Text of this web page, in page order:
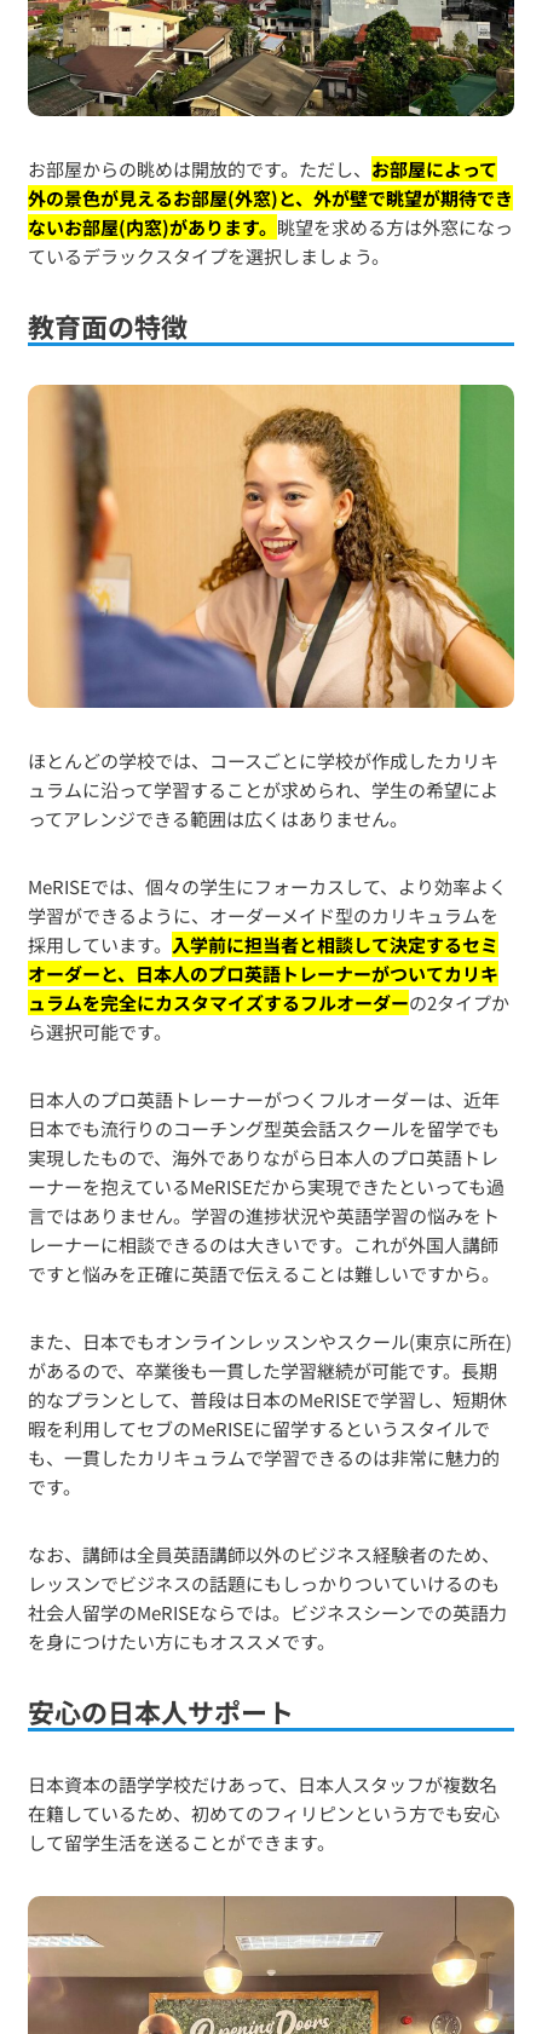
お部屋からの眺めは開放的です。ただし、 お部屋によって
外の景色が見えるお部屋(外窓)と、外が壁で眺望が期待でき
ないお部屋(内窓)があります。 眺望を求める方は外窓になっ
ているデラックスタイプを選択しましょう。
教育面の特徴
ほとんどの学校では、コースごとに学校が作成したカリキ
ュラムに沿って学習することが求められ、学生の希望によ
ってアレンジできる範囲は広くはありません。
MeRISEでは、個々の学生にフォーカスして、より効率よく
学習ができるように、オーダーメイド型のカリキュラムを
採用しています。入学前に担当者と相談して決定するセミ
オーダーと、日本人のプロ英語トレーナーがついてカリキ
ュラムを完全にカスタマイズするフルオーダーの2タイプか
ら選択可能です。
日本人のプロ英語トレーナーがつくフルオーダーは、近年
日本でも流行りのコーチング型英会話スクールを留学でも
実現したもので、海外でありながら日本人のプロ英語トレ
ーナーを抱えているMeRISEだから実現できたといっても過
言ではありません。学習の進捗状況や英語学習の悩みをト
レーナーに相談できるのは大きいです。これが外国人講師
ですと悩みを正確に英語で伝えることは難しいですから。
また、日本でもオンラインレッスンやスクール(東京に所在)
があるので、卒業後も一貫した学習継続が可能です。長期
的なプランとして、普段は日本のMeRISEで学習し、短期休
暇を利用してセブのMeRISEに留学するというスタイルで
も、一貫したカリキュラムで学習できるのは非常に魅力的
です。
なお、講師は全員英語講師以外のビジネス経験者のため、
レッスンでビジネスの話題にもしっかりついていけるのも
社会人留学のMeRISEならでは。ビジネスシーンでの英語力
を身につけたい方にもオススメです。
安心の日本人サポート
日本資本の語学学校だけあって、日本人スタッフが複数名
在籍しているため、初めてのフィリピンという方でも安心
して留学生活を送ることができます。